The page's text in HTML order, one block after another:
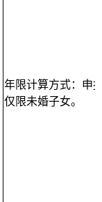
年限计算方式：申
仅限未婚子女。